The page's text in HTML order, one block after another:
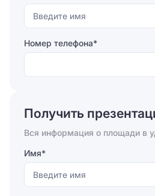
Номер телефона*
Получить
Вся информация о площади в
Имя*